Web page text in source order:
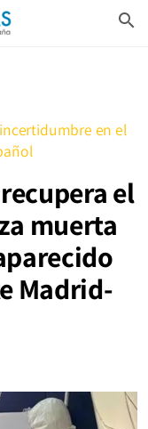
search
en el
el
muerta
Madrid-